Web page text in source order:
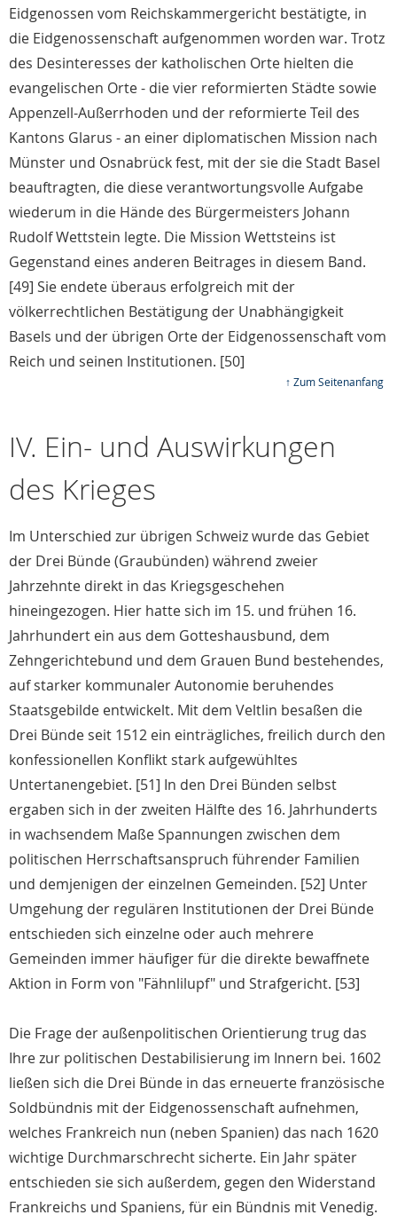
Eidgenossen vom Reichskammergericht bestätigte, in
die Eidgenossenschaft aufgenommen worden war. Trotz
des Desinteresses der katholischen Orte hielten die
evangelischen Orte - die vier reformierten Städte sowie
Appenzell-Außerrhoden und der reformierte Teil des
Kantons Glarus - an einer diplomatischen Mission nach
Münster und Osnabrück fest, mit der sie die Stadt Basel
beauftragten, die diese verantwortungsvolle Aufgabe
wiederum in die Hände des Bürgermeisters Johann
Rudolf Wettstein legte. Die Mission Wettsteins ist
Gegenstand eines anderen Beitrages in diesem Band.
[49] Sie endete überaus erfolgreich mit der
völkerrechtlichen Bestätigung der Unabhängigkeit
Basels und der übrigen Orte der Eidgenossenschaft vom
Reich und seinen Institutionen. [50]
↑ Zum Seitenanfang
IV. Ein- und Auswirkungen
des Krieges
Im Unterschied zur übrigen Schweiz wurde das Gebiet
der Drei Bünde (Graubünden) während zweier
Jahrzehnte direkt in das Kriegsgeschehen
hineingezogen. Hier hatte sich im 15. und frühen 16.
Jahrhundert ein aus dem Gotteshausbund, dem
Zehngerichtebund und dem Grauen Bund bestehendes,
auf starker kommunaler Autonomie beruhendes
Staatsgebilde entwickelt. Mit dem Veltlin besaßen die
Drei Bünde seit 1512 ein einträgliches, freilich durch den
konfessionellen Konflikt stark aufgewühltes
Untertanengebiet. [51] In den Drei Bünden selbst
ergaben sich in der zweiten Hälfte des 16. Jahrhunderts
in wachsendem Maße Spannungen zwischen dem
politischen Herrschaftsanspruch führender Familien
und demjenigen der einzelnen Gemeinden. [52] Unter
Umgehung der regulären Institutionen der Drei Bünde
entschieden sich einzelne oder auch mehrere
Gemeinden immer häufiger für die direkte bewaffnete
Aktion in Form von "Fähnlilupf" und Strafgericht. [53]
Die Frage der außenpolitischen Orientierung trug das
Ihre zur politischen Destabilisierung im Innern bei. 1602
ließen sich die Drei Bünde in das erneuerte französische
Soldbündnis mit der Eidgenossenschaft aufnehmen,
welches Frankreich nun (neben Spanien) das nach 1620
wichtige Durchmarschrecht sicherte. Ein Jahr später
entschieden sie sich außerdem, gegen den Widerstand
Frankreichs und Spaniens, für ein Bündnis mit Venedig.